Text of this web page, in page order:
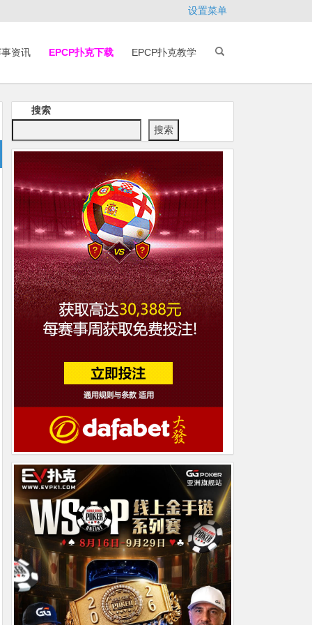
设置菜单
资讯 EPCP扑克下载 EPCP扑克教学
搜索
搜索